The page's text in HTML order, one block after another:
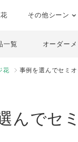
その他シーン
一覧 オーダー
花 事例を選んでセミオ
んでセ